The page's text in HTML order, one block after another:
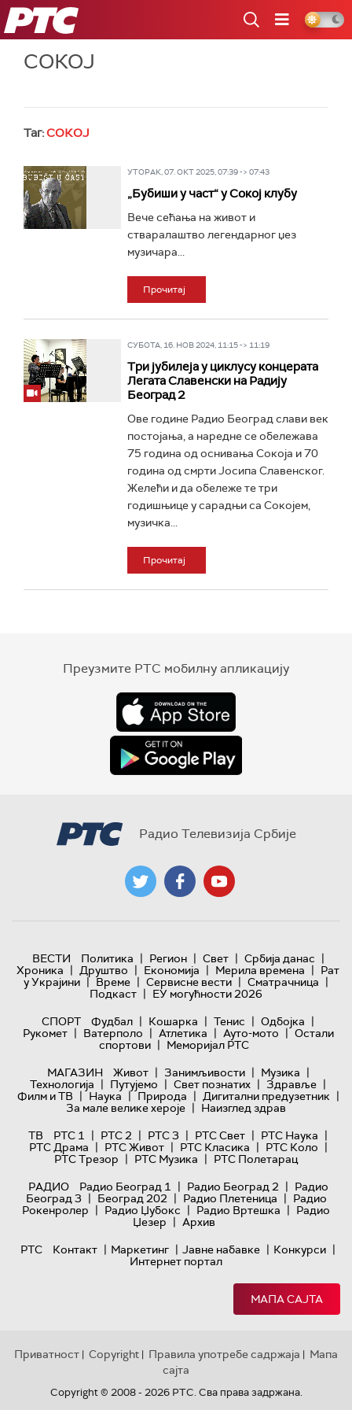
РТС
СОКОЈ
Таг:СОКОЈ
УТОРАК, 07. ОКТ 2025, 07:39 -> 07:43
„Бубиши у част“ у Сокој клубу
Вече сећања на живот и
стваралаштво легендарног џез
музичара...
Прочитај
СУБОТА, 16. НОВ 2024, 11:15 -> 11:19
Три јубилеја у циклусу концерата
Легата Славенски на Радију
Београд 2
Ове године Радио Београд слави век
постојања, а наредне се обележава
75 година од оснивања Сокоја и 70
година од смрти Јосипа Славенског.
Желећи и да обележе те три
годишњице у сарадњи са Сокојем,
музичка...
Прочитај
Преузмите РТС мобилну апликацију
Радио Телевизија Србије
ВЕСТИ Политика | Регион | Свет | Србија данас |
Хроника | Друштво | Економија | Мерила времена | Рат
у Украјини | Време | Сервисне вести | Сматрачница |
Подкаст | ЕУ могућности 2026
СПОРТ
Фудбал | Кошарка | Тенис | Одбојка |
Рукомет | Ватерполо | Атлетика | Ауто-мото | Остали
спортови | Меморијал РТС
МАГАЗИН
Живот | Занимљивости | Музика |
Технологијa | Путујемо | Свет познатих | Здравље |
Филм и ТВ | Наука | Природа | Дигитални предузетник |
За мале велике хероје | Наизглед здрав
ТВ
РТС 1 | РТС 2 | РТС 3 | РТС Свет | РТС Наука |
РТС Драма | РТС Живот | РТС Класика | РТС Коло |
РТС Трезор | РТС Музика | РТС Полетарац
РАДИО
Радио Београд 1 | Радио Београд 2 | Радио
Београд 3 | Београд 202 | Радио Плетеница | Радио
Рокенролер | Радио Џубокс | Радио Вртешка | Радио
Џезер | Архив
РТС
Контакт | Маркетинг | Јавне набавке | Конкурси |
Интернет портал
МАПА САЈТА
Приватност | Copyright | Правила употребе садржаја | Мапа
сајта
Copyright © 2008 - 2026 РТС. Сва права задржана.